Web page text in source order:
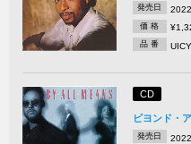
発売日
価 格
品 番
CD
ビヨンド・
発売日